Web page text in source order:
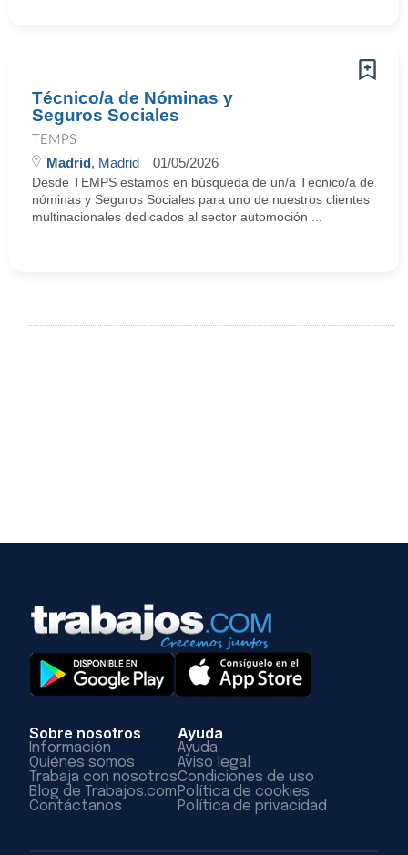
Técnico/a de Nóminas y
Seguros Sociales
TEMPS
Madrid, Madrid 01/05/2026
Desde TEMPS estamos en búsqueda de un/a Técnico/a de
nóminas y Seguros Sociales para uno de nuestros clientes
multinacionales dedicados al sector automoción ...
Sobre nosotros
Información
Quiénes somos
Trabaja con nosotros
Blog de Trabajos.com
Contáctanos
Ayuda
Ayuda
Aviso legal
Condiciones de uso
Política de cookies
Política de privacidad